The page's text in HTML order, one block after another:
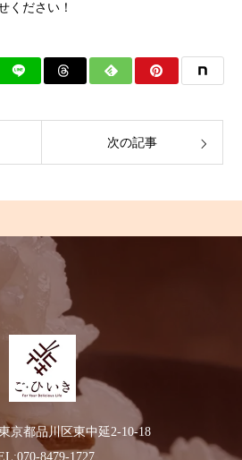
ください！
次の記事
京都品川区東中延2-10-18
8479-1727